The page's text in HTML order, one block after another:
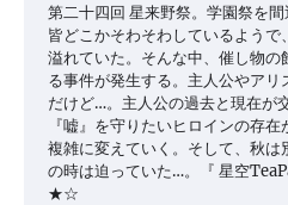
第二十四回 星来野祭。学園祭を
皆どこかそわそわしているよう
溢れていた。そんな中、催し物
る事件が発生する。主人公やア
だけど…。主人公の過去と現在が
『嘘』を守りたいヒロインの存
複雑に変えていく。そして、秋
の時は迫っていた…。『 星空
★☆